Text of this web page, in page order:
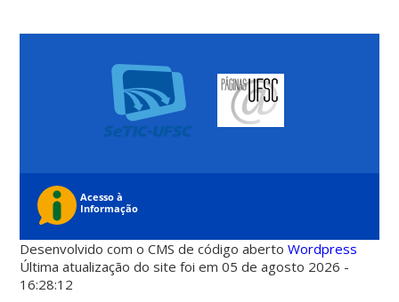
Desenvolvido com o CMS de código abertoWordpress
Última atualização do site foi em 05 de agosto 2026 -
16:28:12